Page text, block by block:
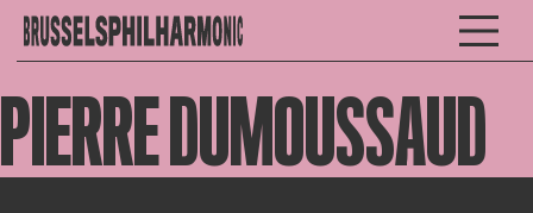
PIERRE DUMOUSSAUD